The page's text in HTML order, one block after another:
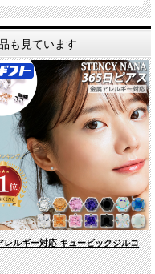
も見ています
レルギー対応 キュービックジルコ